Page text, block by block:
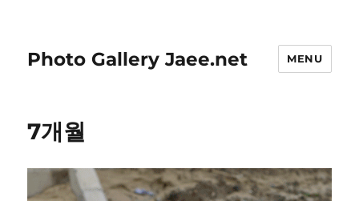
Photo Gallery Jaee.net MENU
7개월